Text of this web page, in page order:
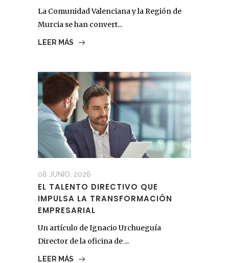
La Comunidad Valenciana y la Región de
Murcia se han convert...
LEER MÁS
08 JUNIO, 2026
EL TALENTO DIRECTIVO QUE
IMPULSA LA TRANSFORMACIÓN
EMPRESARIAL
Un artículo de Ignacio Urchueguía
Director de la oficina de ...
LEER MÁS